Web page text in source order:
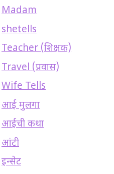
Madam
shetells
Teacher (शिक्षक)
Travel (प्रवास)
Wife Tells
आई मुलगा
आईची कथा
आंटी
इन्सेट